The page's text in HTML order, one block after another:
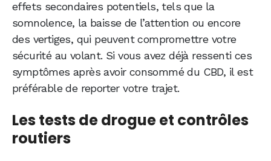
effets secondaires potentiels, tels que la
somnolence, la baisse de l’attention ou encore
des vertiges, qui peuvent compromettre votre
sécurité au volant. Si vous avez déjà ressenti ces
symptômes après avoir consommé du CBD, il est
préférable de reporter votre trajet.
Les tests de drogue et contrôles
routiers